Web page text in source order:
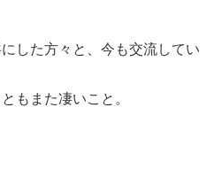
した方々と、今も交流してい
もまた凄いこと。